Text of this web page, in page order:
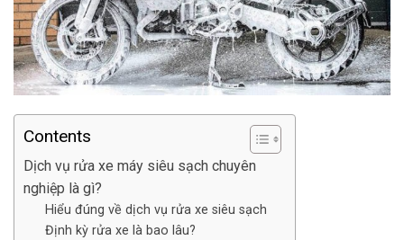
Contents
Dịch vụ rửa xe máy siêu sạch chuyên
nghiệp là gì?
Hiểu đúng về dịch vụ rửa xe siêu sạch
Định kỳ rửa xe là bao lâu?